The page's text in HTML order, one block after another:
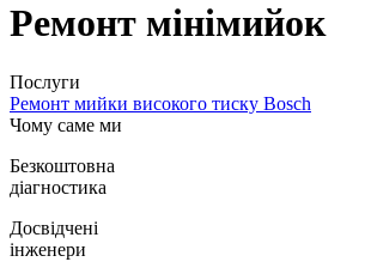
Ремонт мiнiмийок
Послуги
Ремонт мийки високого тиску Bosch
Чому саме ми
Безкоштовна
діагностика
Досвідчені
інженери